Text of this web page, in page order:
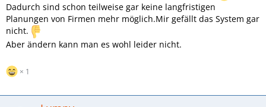
Dadurch sind schon teilweise gar keine langfristigen
Planungen von Firmen mehr möglich.Mir gefällt das System gar
nicht.
Aber ändern kann man es wohl leider nicht.
1